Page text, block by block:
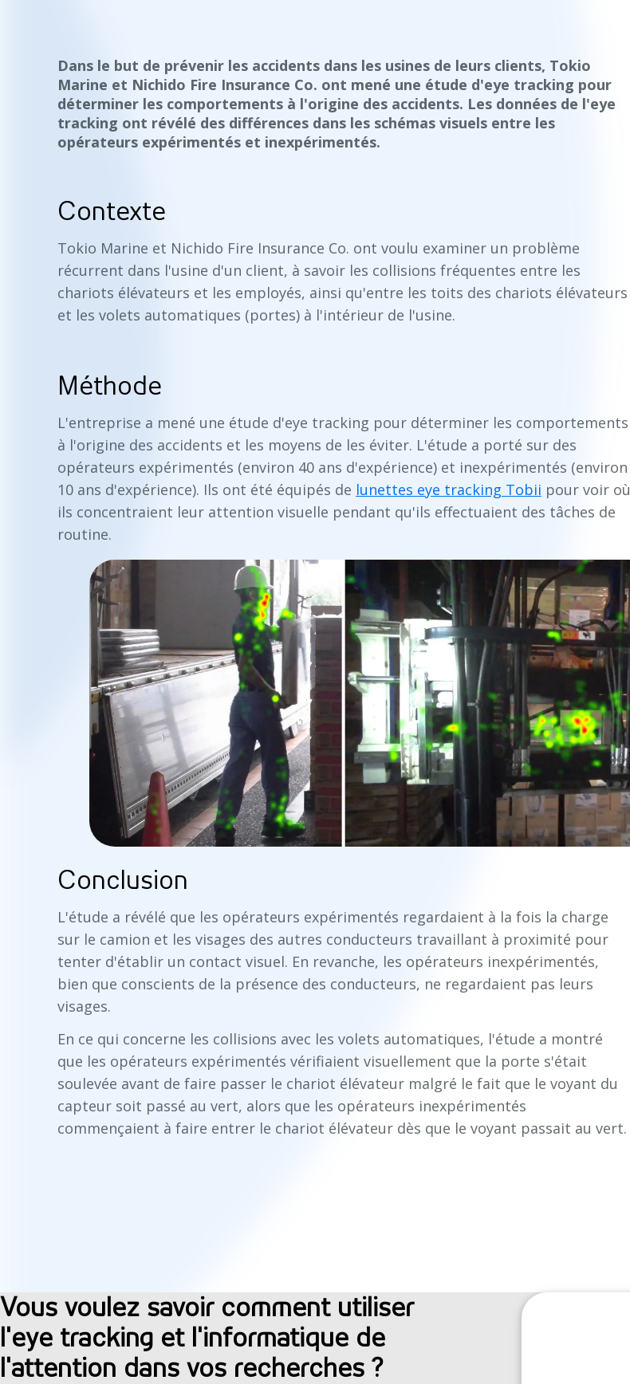
Dans le but de prévenir les accidents dans les usines de leurs clients, Tokio
Marine et Nichido Fire Insurance Co. ont mené une étude d'eye tracking pour
déterminer les comportements à l'origine des accidents. Les données de l'eye
tracking ont révélé des différences dans les schémas visuels entre les
opérateurs expérimentés et inexpérimentés.
Contexte
Tokio Marine et Nichido Fire Insurance Co. ont voulu examiner un problème
récurrent dans l'usine d'un client, à savoir les collisions fréquentes entre les
chariots élévateurs et les employés, ainsi qu'entre les toits des chariots élévateurs
et les volets automatiques (portes) à l'intérieur de l'usine.
Méthode
L'entreprise a mené une étude d'eye tracking pour déterminer les comportements
à l'origine des accidents et les moyens de les éviter. L'étude a porté sur des
opérateurs expérimentés (environ 40 ans d'expérience) et inexpérimentés (environ
10 ans d'expérience). Ils ont été équipés de lunettes eye tracking Tobii pour voir où
ils concentraient leur attention visuelle pendant qu'ils effectuaient des tâches de
routine.
Conclusion
L'étude a révélé que les opérateurs expérimentés regardaient à la fois la charge
sur le camion et les visages des autres conducteurs travaillant à proximité pour
tenter d'établir un contact visuel. En revanche, les opérateurs inexpérimentés,
bien que conscients de la présence des conducteurs, ne regardaient pas leurs
visages.
En ce qui concerne les collisions avec les volets automatiques, l'étude a montré
que les opérateurs expérimentés vérifiaient visuellement que la porte s'était
soulevée avant de faire passer le chariot élévateur malgré le fait que le voyant du
capteur soit passé au vert, alors que les opérateurs inexpérimentés
commençaient à faire entrer le chariot élévateur dès que le voyant passait au vert.
Vous voulez savoir comment utiliser
l'eye tracking et l'informatique de
l'attention dans vos recherches ?